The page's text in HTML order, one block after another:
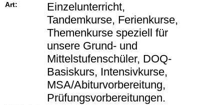
Art:
Einzelunterricht,
Tandemkurse, Ferienkurse,
Themenkurse speziell für
unsere Grund- und
Mittelstufenschüler, DOQ-
Basiskurs, Intensivkurse,
MSA/Abiturvorbereitung,
Prüfungsvorbereitungen.